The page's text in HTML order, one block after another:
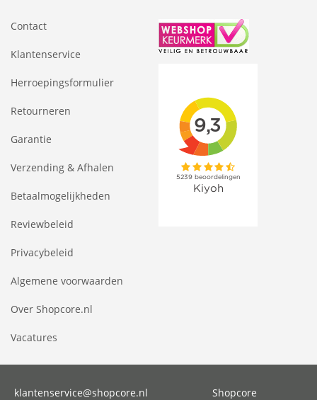
Contact
Klantenservice
Herroepingsformulier
Retourneren
Garantie
Verzending & Afhalen
Betaalmogelijkheden
Reviewbeleid
Privacybeleid
Algemene voorwaarden
Over Shopcore.nl
Vacatures
klantenservice@shopcore.nl Shopcore